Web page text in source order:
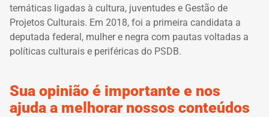
temáticas ligadas à cultura, juventudes e Gestão de
Projetos Culturais. Em 2018, foi a primeira candidata a
deputada federal, mulher e negra com pautas voltadas a
políticas culturais e periféricas do PSDB.
Sua opinião é importante e nos
ajuda a melhorar nossos conteúdos